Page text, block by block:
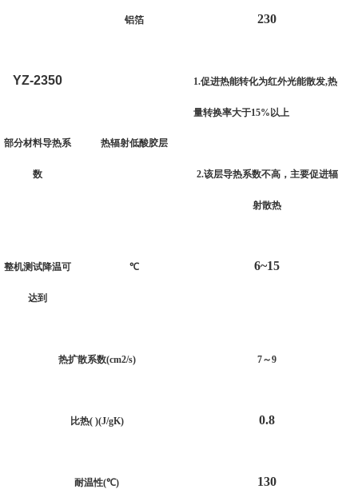
YZ-2350
部分材料导热系
数
铝箔 230
热辐射低酸胶层
1.促进热能转化为红外光能散发,热
量转换率大于15%以上
2.该层导热系数不高，主要促进辐
射散热
整机测试降温可
达到
℃ 6~15
热扩散系数(cm2/s) 7～9
比热( )(J/gK) 0.8
耐温性(℃) 130